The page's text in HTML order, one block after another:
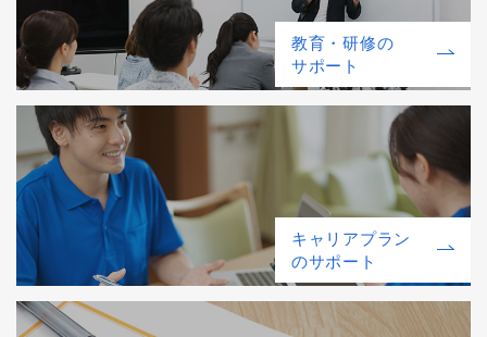
教育・研修の
サポート
キャリアプラン
のサポート